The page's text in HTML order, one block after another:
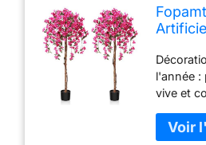
150cm
Arbre
pour
Salon
l'année :
vive et
saison.